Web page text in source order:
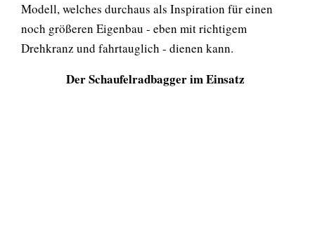
Modell, welches durchaus als Inspiration für einen
noch größeren Eigenbau - eben mit richtigem
Drehkranz und fahrtauglich - dienen kann.
Der Schaufelradbagger im Einsatz